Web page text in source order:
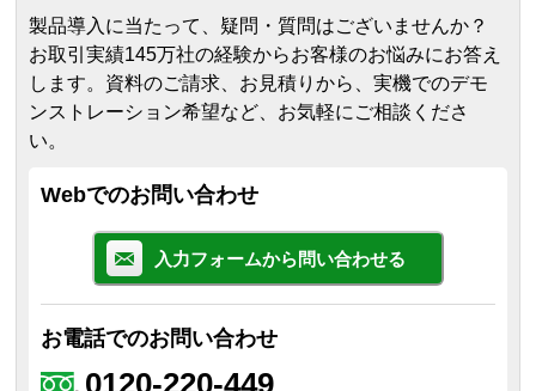
製品導入に当たって、疑問・質問はございませんか？
お取引実績145万社の経験からお客様のお悩みにお答え
します。 資料のご請求、お見積りから、実機でのデモ
ンストレーション希望など、お気軽にご相談くださ
い。
Webでのお問い合わせ
入力フォームから問い合わせる
お電話でのお問い合わせ